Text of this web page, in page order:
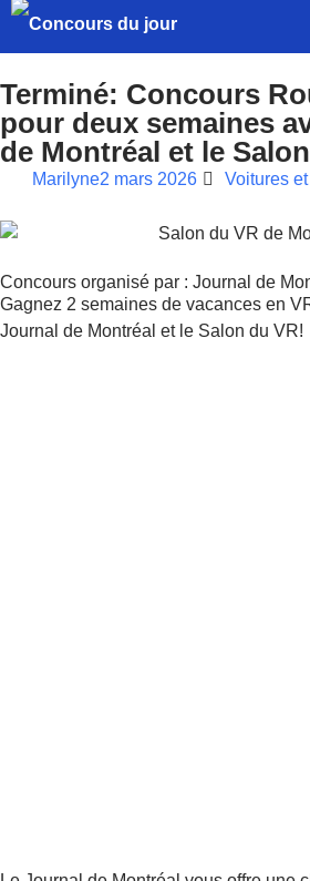
Terminé: Concours
pour deux semaines
de Montréal et le
Marilyne2 mars 2026 Voitures
Concours organisé par : Journal de
Gagnez 2 semaines de vacances en
Journal de Montréal et le Salon du VR!